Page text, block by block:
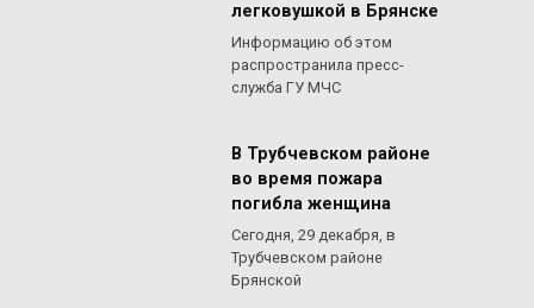
легковушкой в Брянске
Информацию об этом
распространила пресс-
служба ГУ МЧС
В Трубчевском районе
во время пожара
погибла женщина
Сегодня, 29 декабря, в
Трубчевском районе
Брянской